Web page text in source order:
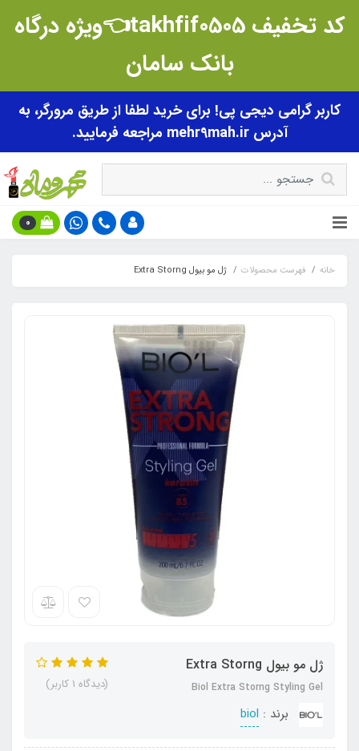
کد تخفیف takhfif0505👈ویژه درگاه
بانک سامان
کاربر گرامی دیجی پی! برای خرید لطفا از طریق مرورگر، به
آدرس mehr9mah.ir مراجعه فرمایید.
0
خانه فهرست محصولات ژل مو بیول Extra Storng
ژل مو بیول Extra Storng
Biol Extra Storng Styling Gel
برند : biol
(دیدگاه 1 کاربر)